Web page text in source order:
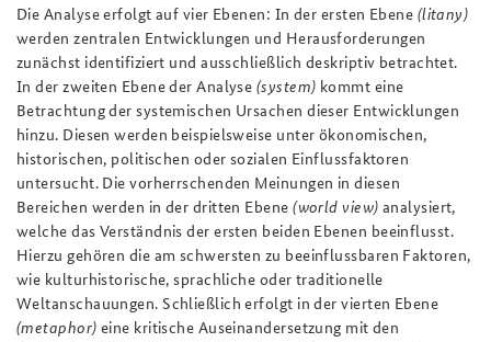
Die Analyse erfolgt auf vier Ebenen: In der ersten Ebene (litany)
werden zentralen Entwicklungen und Herausforderungen
zunächst identifiziert und ausschließlich deskriptiv betrachtet.
In der zweiten Ebene der Analyse (system) kommt eine
Betrachtung der systemischen Ursachen dieser Entwicklungen
hinzu. Diesen werden beispielsweise unter ökonomischen,
historischen, politischen oder sozialen Einflussfaktoren
untersucht. Die vorherrschenden Meinungen in diesen
Bereichen werden in der dritten Ebene(world view) analysiert,
welche das Verständnis der ersten beiden Ebenen beeinflusst.
Hierzu gehören die am schwersten zu beeinflussbaren Faktoren,
wie kulturhistorische, sprachliche oder traditionelle
Weltanschauungen. Schließlich erfolgt in der vierten Ebene
(metaphor) eine kritische Auseinandersetzung mit den